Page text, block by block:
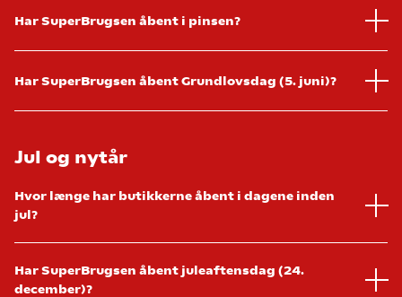
Har SuperBrugsen åbent i pinsen?
Har SuperBrugsen åbent Grundlovsdag (5. juni)?
Jul og nytår
Hvor længe har butikkerne åbent i dagene inden
jul?
Har SuperBrugsen åbent juleaftensdag (24.
december)?